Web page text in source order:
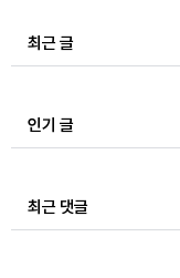
최근 글
인기 글
최근 댓글